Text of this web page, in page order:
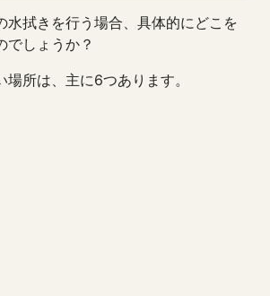
水拭きを行う場合、具体的にどこを
でしょうか？
所は、主に6つあります。